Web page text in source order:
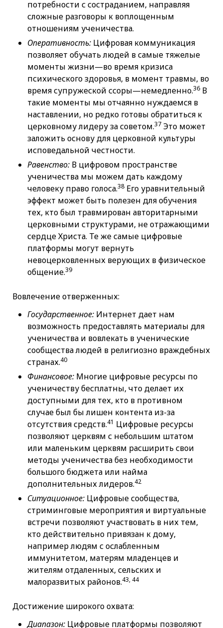
потребности с состраданием, направляя
сложные разговоры к воплощенным
отношениям ученичества.
Оперативность: Цифровая коммуникация
позволяет обучать людей в самые тяжелые
моменты жизни—во время кризиса
психического здоровья, в момент травмы, во
время супружеской ссоры—немедленно.36 В
такие моменты мы отчаянно нуждаемся в
наставлении, но редко готовы обратиться к
церковному лидеру за советом.37 Это может
заложить основу для церковной культуры
исповедальной честности.
Равенство: В цифровом пространстве
ученичества мы можем дать каждому
человеку право голоса.38 Его уравнительный
эффект может быть полезен для обучения
тех, кто был травмирован авторитарными
церковными структурами, не отражающими
сердце Христа. Те же самые цифровые
платформы могут вернуть
невоцерковленных верующих в физическое
общение.39
Вовлечение отверженных:
Государственное: Интернет дает нам
возможность предоставлять материалы для
ученичества и вовлекать в ученические
сообщества людей в религиозно враждебных
странах.40
Финансовое: Многие цифровые ресурсы по
ученичеству бесплатны, что делает их
доступными для тех, кто в противном
случае был бы лишен контента из-за
отсутствия средств.41 Цифровые ресурсы
позволяют церквям с небольшим штатом
или маленьким церквям расширить свои
методы ученичества без необходимости
большого бюджета или найма
дополнительных лидеров.42
Ситуационное: Цифровые сообщества,
стриминговые мероприятия и виртуальные
встречи позволяют участвовать в них тем,
кто действительно привязан к дому,
например людям с ослабленным
иммунитетом, матерям младенцев и
жителям отдаленных, сельских и
малоразвитых районов.43, 44
Достижение широкого охвата:
Диапазон: Цифровые платформы позволяют